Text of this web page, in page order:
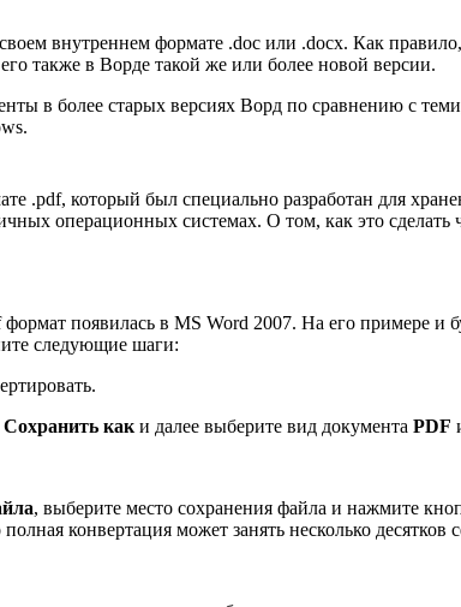
внутреннем формате .doc или .docx. Как
также в Ворде такой же или более новой версии.
в более старых версиях Ворд по сравнению с
.pdf, который был специально разработан для
операционных системах. О том, как это сделать
появилась в MS Word 2007. На его примере и
следующие шаги:
Сохранить как и далее выберите вид документа PDF
, выберите место сохранения файла и нажмите
конвертация может занять несколько десятков